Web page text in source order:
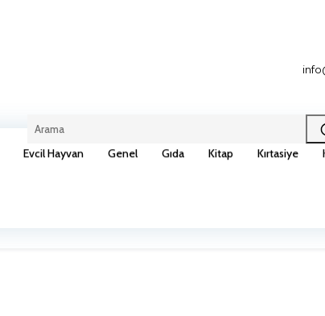
Evcil Hayvan Genel Gıda Kitap Kırtasiye